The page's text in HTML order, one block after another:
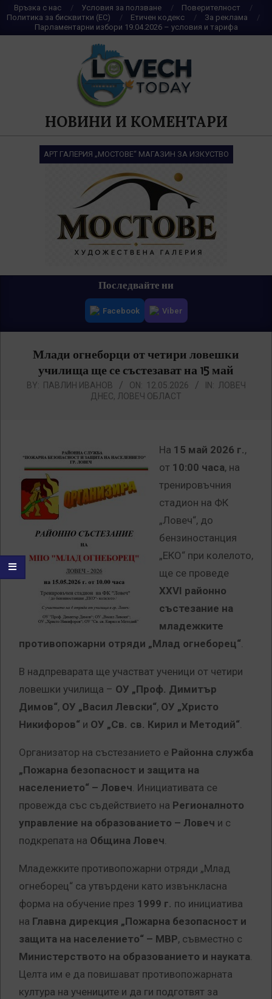
Skip
to
content
Връзка с нас Условия за ползване
Поверителност
Политика за бисквитки (ЕС)
Етичен кодекс
За реклама
Парламентарни избори 19.04.2026 – условия и тарифа
НОВИНИ И КОМЕНТАРИ
АРТ ГАЛЕРИЯ „МОСТОВЕ“ МАГАЗИН ЗА ИЗКУСТВО
Последвайте ни
Facebook Viber
Млади огнеборци от четири ловешки
училища ще се състезават на 15 май
BY: ПАВЛИН ИВАНОВ ON: 12.05.2026 IN: ЛОВЕЧ
ДНЕС, ЛОВЕЧ ОБЛАСТ
На 15 май 2026 г.,
от 10:00 часа, на
тренировъчния
стадион на ФК
„Ловеч“, до
бензиностанция
„ЕКО“ при колелото,
ще се проведе
XXVI районно
състезание на
младежките
противопожарни отряди „Млад огнеборец“.
В надпреварата ще участват ученици от четири
ловешки училища – ОУ „Проф. Димитър
Димов“, ОУ „Васил Левски“, ОУ „Христо
Никифоров“ и ОУ „Св. св. Кирил и Методий“.
Организатор на състезанието е Районна служба
„Пожарна безопасност и защита на
населението“ – Ловеч. Инициативата се
провежда със съдействието на Регионалното
управление на образованието – Ловеч и с
подкрепата на Община Ловеч.
Младежките противопожарни отряди „Млад
огнеборец“ са утвърдени като извънкласна
форма на обучение през 1999 г. по инициатива
на Главна дирекция „Пожарна безопасност и
защита на населението“ – МВР, съвместно с
Министерството на образованието и науката.
Целта им е да повишават противопожарната
култура на учениците и да ги подготвят за